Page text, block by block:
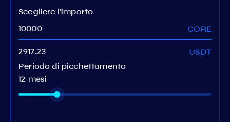
Scegliere l'importo
CORE
USDT
Periodo di picchettamento
12 mesi